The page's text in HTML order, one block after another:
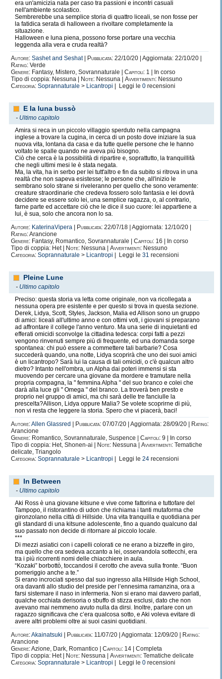
era un'amicizia nata per caso tra passioni e incontri casuali
nell'ambiente scolastico.
Sembrerebbe una semplice storia di quattro liceali, se non fosse per
la fatidica serata di halloween a rivoltare completamente la
situazione.
Halloween e luna piena, possono forse portare una vecchia
leggenda alla vera e cruda realtà?
Autore: Sashet and Seshat| Pubblicata: 22/10/20 | Aggiornata: 22/10/20 |
Rating: Verde
Genere: Fantasy, Mistero, Sovrannaturale | Capitoli: 1 | In corso
Tipo di coppia: Nessuna |
Note: Nessuna | Avvertimenti: Nessuno
Categoria: Soprannaturale > Licantropi | Leggi le 0 recensioni
E la luna bussò
- Ultimo capitolo
Amira si reca in un piccolo villaggio sperduto nella campagna
inglese a trovare la cugina, in cerca di un posto dove iniziare la sua
nuova vita, lontana da casa e da tutte quelle persone che le hanno
voltato le spalle quando ne aveva più bisogno.
Ciò che cerca è la possibilità di ripartire e, soprattutto, la tranquillità
che negli ultimi mesi le è stata negata.
Ma, la vita, ha in serbo per lei tutt'altro e fin da subito si ritrova in una
realtà che non sapeva esistesse; le persone che, all'inizio le
sembrano solo strane si riveleranno per quello che sono veramente:
creature straordinarie che credeva fossero solo fantasia e lei dovrà
decidere se essere solo lei, una semplice ragazza, o, al contrario,
farne parte ed accettare ciò che le dice il suo cuore: lei appartiene a
lui, è sua, solo che ancora non lo sa.
Autore: KaterinaVipera Pubblicata: 22/07/18 | Aggiornata: 12/10/20 |
Rating:Arancione
Genere: Fantasy, Romantico, Sovrannaturale | Capitoli: 16 | In corso
Tipo di coppia: Het |
Note: Nessuna | Avvertimenti: Nessuno
Categoria: Soprannaturale > Licantropi | Leggi le 31 recensioni
Pleine Lune
- Ultimo capitolo
Preciso: questa storia va letta come originale, non va ricollegata a
nessuna opera pre esistente e per questo si trova in questa sezione.
Derek, Lidya, Scott, Styles, Jackson, Malia ed Allison sono un gruppo
di amici: liceali all'ultimo anno e con ottimi voti, i giovani si preparano
ad affrontare il college l'anno venturo. Ma una serie di inquietanti ed
efferati omicidi sconvolge la cittadina tedesca: corpi fatti a pezzi
vengono rinvenuti sempre più di frequente, ed una domanda sorge
spontanea: chi può essere a commettere tali barbarie? Cosa
succederà quando, una notte, Lidya scoprirà che uno dei suoi amici
è un licantropo? Sarà lui la causa di tali omicidi, o c'è qualcun altro
dietro? Intanto nell'ombra, un Alpha dai poteri immensi si sta
muovendo per cercare una giovane da mordere e tramutare nella
propria compagna, la " femmina Alpha " del suo branco e colei che
darà alla luce gli " Omega " del branco. La troverà ben presto e
proprio nel gruppo di amici, ma chi sarà delle tre fanciulle la
prescelta?Allison, Lidya oppure Malia? Se volete scoprirne di più,
non vi resta che leggere la storia. Spero che vi piacerà, baci!
Autore:Allen Glassred Pubblicata: 07/07/20 | Aggiornata: 28/09/20 |
Rating:
Arancione
Genere: Romantico, Sovrannaturale, Suspence | Capitoli: 9 | In corso
Tipo di coppia: Het, Shonen-ai |
Note: Nessuna | Avvertimenti: Tematiche
delicate, Triangolo
Categoria: Soprannaturale > Licantropi | Leggi le 24 recensioni
In Between
- Ultimo capitolo
Aki Ross è una giovane kitsune e vive come fattorina e tuttofare del
Tampopo, il ristorantino di udon che richiama i tanti mutaforma che
gironzolano nella città di Hillside. Una vita tranquilla e quotidiana per
gli standard di una kitsune adolescente, fino a quando qualcuno dal
suo passato non decide di ritornare al piccolo locale.
***
Di mezzi asiatici con i capelli colorati ce ne erano a bizzeffe in giro,
ma quello che ora sedeva accanto a lei, osservandola sottecchi, era
tra i più ricorrenti nomi delle chiacchiere in aula.
“Kozaki” borbottò, toccandosi il cerotto che aveva sulla fronte. “Buon
pomeriggio anche a te.”
Si erano incrociati spesso dal suo ingresso alla Hillside High School,
ora davanti allo studio del preside per l’ennesima ramanzina, ora a
farsi sistemare il naso in infermeria. Non si erano mai davvero parlati,
qualche occhiata derisoria o sbuffo di stizza esclusi, dato che non
avevano mai nemmeno avuto nulla da dirsi. Inoltre, parlare con un
ragazzo significava che c’era qualcosa sotto, e Aki voleva evitare di
avere altri problemi oltre ai suoi casini quotidiani.
Autore:Akainatsuki Pubblicata: 11/07/20 | Aggiornata: 12/09/20 |
Rating:
Arancione
Genere:Azione, Dark, Romantico | Capitoli: 14 | Completa
Tipo di coppia: Het |
Note: Nessuna | Avvertimenti: Tematiche delicate
Categoria: Soprannaturale > Licantropi | Leggi le 0 recensioni